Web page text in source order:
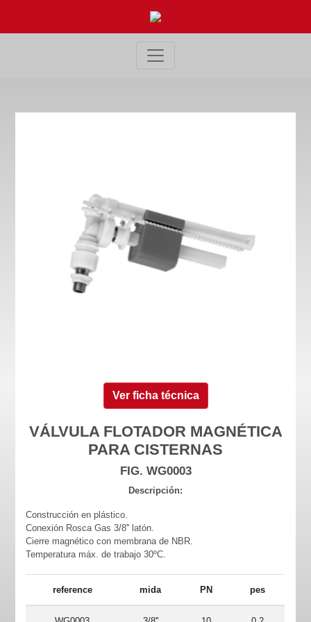
Ver ficha técnica
VÁLVULA FLOTADOR MAGNÉTICA
PARA CISTERNAS
FIG. WG0003
Descripción:
Construcción en plástico.
Conexión Rosca Gas 3/8'' latón.
Cierre magnético con membrana de NBR.
Temperatura máx. de trabajo 30ºC.
reference mida PN pes